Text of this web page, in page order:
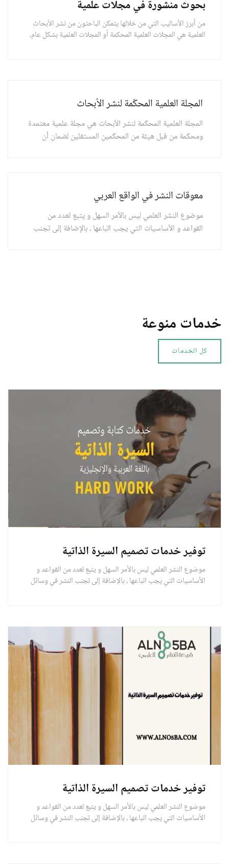
بحوث منشورة في مجلات علمية
من أبرز الأساليب التي من خلالها يتمكن الباحثون من نشر الأبحاث
العلمية هي المجلات العلمية المحكمة أو المجلات العلمية بشكل عام،
المجلة العلمية المحكّمة لنشر الأبحاث
المجلة العلمية المحكّمة لنشر الأبحاث هي مجلة علمية معتمدة
ومحكّمة من قبل هيئة من المحكّمين المستقلين لضمان أن
معوقات النشر في الواقع العربي
موضوع النشر العلمي ليس بالأمر السهل و يتبع لعدد من
القواعد و الأساسيات التي يجب اتباعها ، بالإضافة إلى تجنب
خدمات منوعة
كل الخدمات
توفير خدمات تصميم السيرة الذاتية
موضوع النشر العلمي ليس بالأمر السهل و يتبع لعدد من القواعد و
الأساسيات التي يجب اتباعها ، بالإضافة إلى تجنب النشر في وسائل
توفير خدمات تصميم السيرة الذاتية
موضوع النشر العلمي ليس بالأمر السهل و يتبع لعدد من القواعد و
الأساسيات التي يجب اتباعها ، بالإضافة إلى تجنب النشر في وسائل